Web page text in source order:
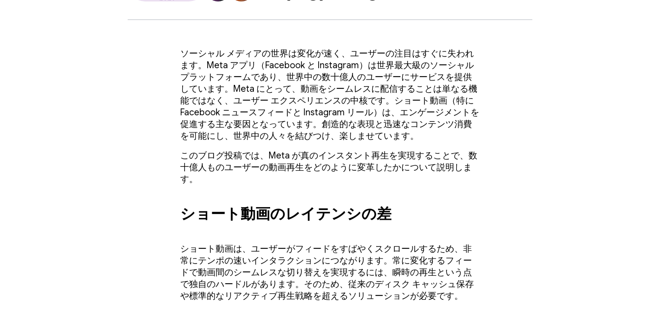
ソーシャル メディアの世界は変化が速く、ユーザーの注目はすぐに失われ
ます。Meta アプリ（Facebook と Instagram）は世界最大級のソーシャル
プラットフォームであり、世界中の数十億人のユーザーにサービスを提供
しています。Meta にとって、動画をシームレスに配信することは単なる機
能ではなく、ユーザー エクスペリエンスの中核です。ショート動画（特に
Facebook ニュースフィードと Instagram リール）は、エンゲージメントを
促進する主な要因となっています。創造的な表現と迅速なコンテンツ消費
を可能にし、世界中の人々を結びつけ、楽しませています。
このブログ投稿では、Meta が真のインスタント再生を実現することで、数
十億人ものユーザーの動画再生をどのように変革したかについて説明しま
す。
ショート動画のレイテンシの差
ショート動画は、ユーザーがフィードをすばやくスクロールするため、非
常にテンポの速いインタラクションにつながります。常に変化するフィー
ドで動画間のシームレスな切り替えを実現するには、瞬時の再生という点
で独自のハードルがあります。そのため、従来のディスク キャッシュ保存
や標準的なリアクティブ再生戦略を超えるソリューションが必要です。